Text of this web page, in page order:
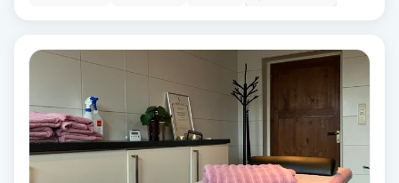
Läpptatuering
Makeup
Manikyr & Pedikyr